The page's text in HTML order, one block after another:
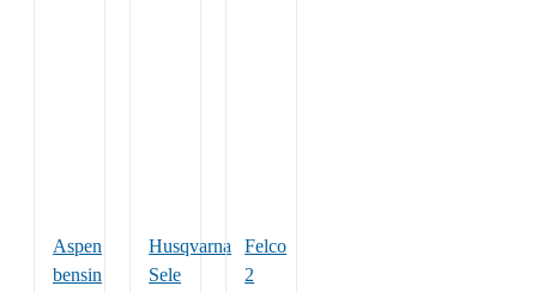
Aspen
bensin
Husqvarna
Sele
Felco
2